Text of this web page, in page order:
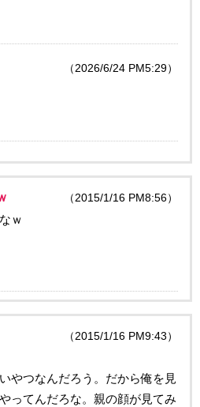
（2026/6/24 PM5:29）
（2015/1/16 PM8:56）
ｗ
（2015/1/16 PM9:43）
やつなんだろう。だから俺を見
ってんだろな。親の顔が見てみ